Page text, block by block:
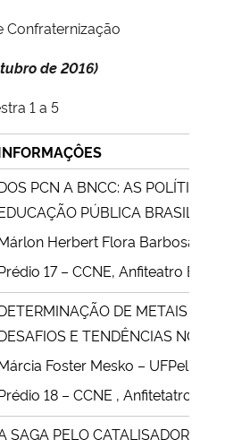
Confraternização
de 2016)
1 a 5
PCN A BNCC: AS POLÍTICAS
PÚBLICA BRASILEIRA
Herbert Flora Barbosa
17 – CCNE, Anfiteatro B1
DE METAIS E
E TENDÊNCIAS NO
Foster Mesko – UFPel
18 – CCNE , Anfitetatro C
SAGA PELO CATALISADOR